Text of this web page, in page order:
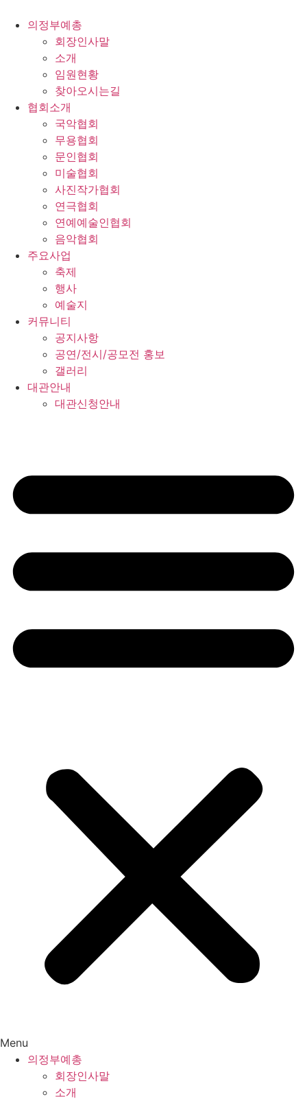
의정부예총
회장인사말
소개
임원현황
찾아오시는길
협회소개
국악협회
무용협회
문인협회
미술협회
사진작가협회
연극협회
연예예술인협회
음악협회
주요사업
축제
행사
예술지
커뮤니티
공지사항
공연/전시/공모전 홍보
갤러리
대관안내
대관신청안내
Menu
의정부예총
회장인사말
소개